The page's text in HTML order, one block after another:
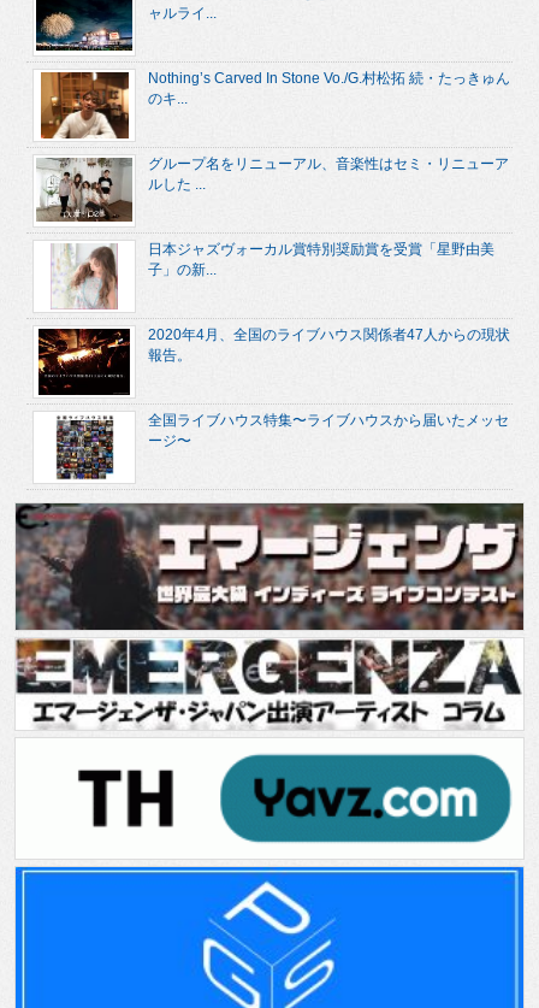
ャルライ...
Nothing’s Carved In Stone Vo./G.村松拓 続・たっきゅん
のキ...
グループ名をリニューアル、音楽性はセミ・リニューア
ルした ...
日本ジャズヴォーカル賞特別奨励賞を受賞「星野由美
子」の新...
2020年4月、全国のライブハウス関係者47人からの現状
報告。
全国ライブハウス特集〜ライブハウスから届いたメッセ
ージ〜